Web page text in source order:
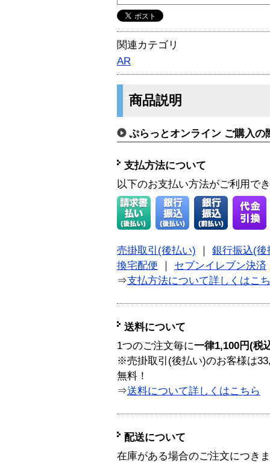
関連カテゴリ
AR
商品説明
ぷらっとオンライン ご購入の
支払方法について
以下のお支払い方法がご利用で
売掛取引(後払い)
銀行振込(後
換宅配便
セブンイレブン決済
⇒支払方法について詳しくはこ
送料について
1つのご注文毎に一律1,100円(税
※売掛取引(後払い)のお客様は
無料！
⇒送料について詳しくはこちら
配送について
在庫がある場合のご注文につき